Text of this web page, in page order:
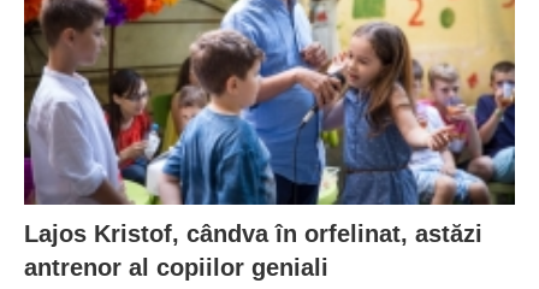
Lajos Kristof, cândva în orfelinat, astăzi
antrenor al copiilor geniali